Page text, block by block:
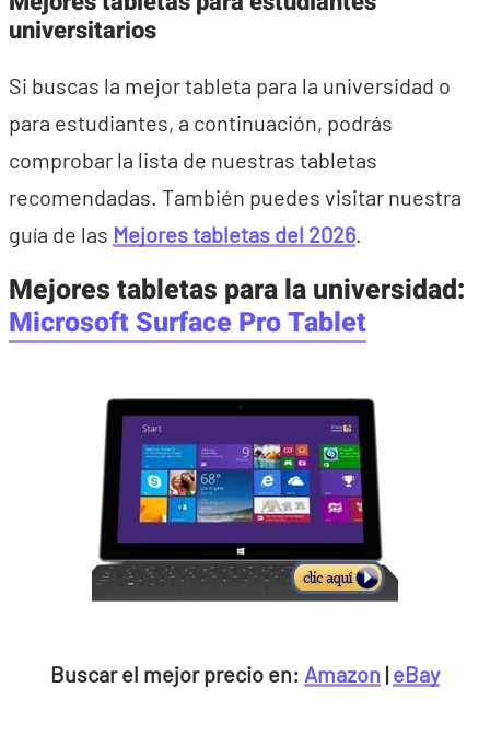
universitarios
Si buscas la mejor tableta para la universidad o
para estudiantes, a continuación, podrás
comprobar la lista de nuestras tabletas
recomendadas. También puedes visitar nuestra
guía de las Mejores tabletas del 2026.
Mejores tabletas para la universidad:
Microsoft Surface Pro Tablet
Buscar el mejor precio en: Amazon |eBay